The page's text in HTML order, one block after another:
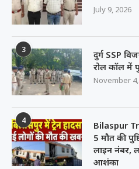
July 9, 2026
3
दुर्ग SSP
रोल कॉल में
November
4
Bilaspur
5 मौत की
लाइन नंबर,
आशंका